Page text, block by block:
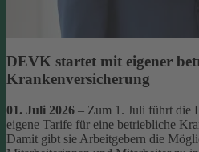
DEVK startet mit eigener
Krankenversicherung
01. Juli 2026 – Zum 1. Juli führt die
eigene Tarife für eine betriebliche
Damit gibt sie Arbeitgebern die